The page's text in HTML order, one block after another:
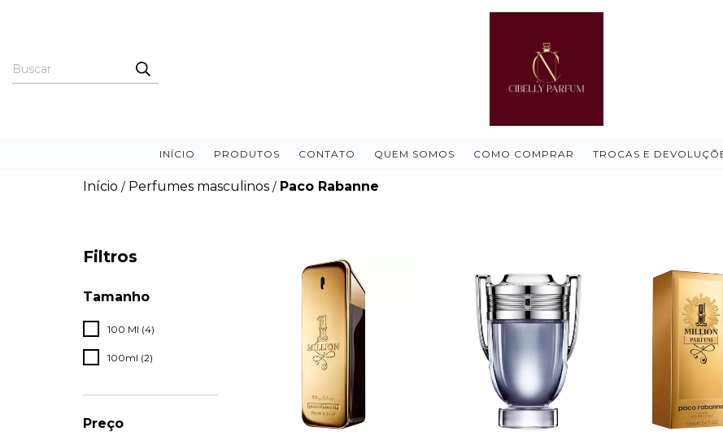
INÍCIO PRODUTOS CONTATO QUEM SOMOS COMO COMPRAR TROCAS E
Início / Perfumes masculinos / Paco Rabanne
Filtros
Tamanho
100 Ml (4)
100ml (2)
Preço